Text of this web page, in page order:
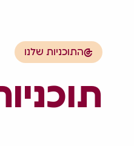
התוכניות שלנו